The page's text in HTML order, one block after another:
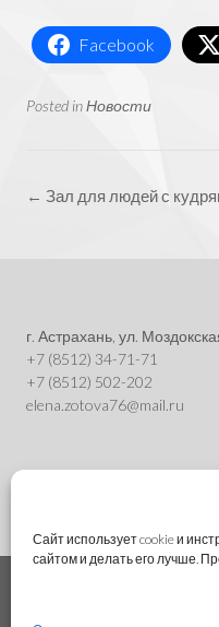
Сайт использует cookie и
сайтом и делать его лучше.
Facebook
Posted inНовости
Post
← Зал для людей с
г. Астрахань, ул.
+7 (8512) 34-71-71
+7 (8512) 502-202
elena.zotova76@mail.ru